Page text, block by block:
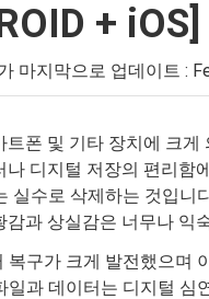
+ iOS]
마지막으로 업데이트 :
트폰 및 기타 장치에 크
나 디지털 저장의 편리함
실수로 삭제하는 것입니
감과 상실감은 너무나 익
복구가 크게 발전했으며
일과 데이터는 디지털 심